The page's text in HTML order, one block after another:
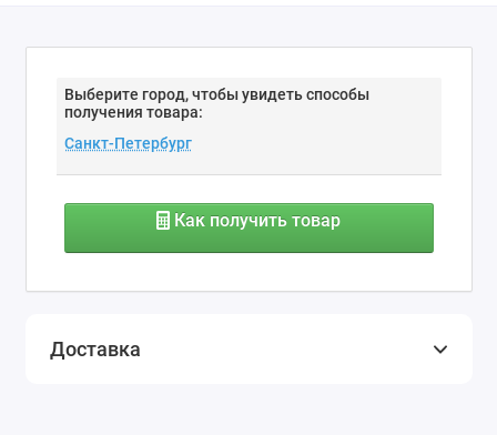
Выберите город, чтобы увидеть способы
получения товара:
Как получить товар
Доставка